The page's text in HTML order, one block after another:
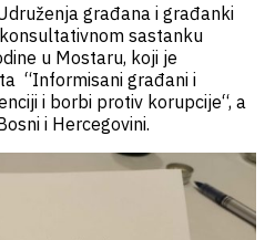
građana i građanki
sastanku
u Mostaru, koji je
“Informisani građani i
i borbi protiv korupcije“, a
i Hercegovini.